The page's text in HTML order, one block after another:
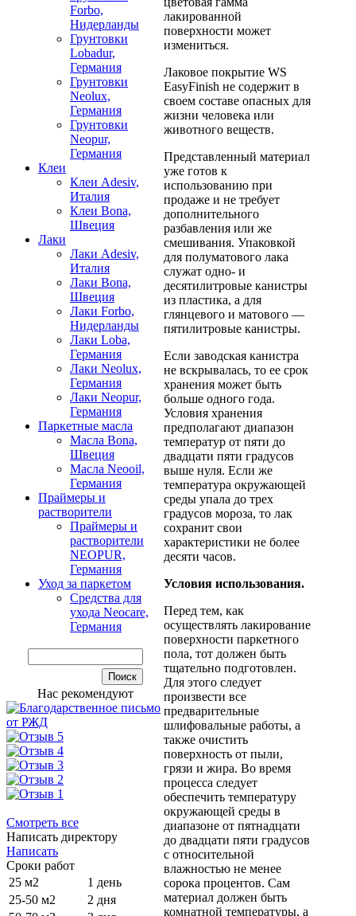
Forbo,
Нидерланды
Грунтовки
Lobadur,
Германия
Грунтовки
Neolux,
Германия
Грунтовки
Neopur,
Германия
Клеи
Клеи Adesiv,
Италия
Клеи Bona,
Швеция
Лаки
Лаки Adesiv,
Италия
Лаки Bona,
Швеция
Лаки Forbo,
Нидерланды
Лаки Loba,
Германия
Лаки Neolux,
Германия
Лаки Neopur,
Германия
Паркетные масла
Масла Bona,
Швеция
Масла Neooil,
Германия
Праймеры и
растворители
Праймеры и
растворители
NEOPUR,
Германия
Уход за паркетом
Средства для
ухода Neocare,
Германия
Нас рекомендуют
Смотреть все
Написать директору
Написать
Сроки работ
25 м2
1 день
25-50 м2
2 дня
лакированной
поверхности может
измениться.
Лаковое покрытие WS
EasyFinish не содержит в
своем составе опасных для
жизни человека или
животного веществ.
Представленный материал
уже готов к
использованию при
продаже и не требует
дополнительного
разбавления или же
смешивания. Упаковкой
для полуматового лака
служат одно- и
десятилитровые канистры
из пластика, а для
глянцевого и матового —
пятилитровые канистры.
Если заводская канистра
не вскрывалась, то ее срок
хранения может быть
больше одного года.
Условия хранения
предполагают диапазон
температур от пяти до
двадцати пяти градусов
выше нуля. Если же
температура окружающей
среды упала до трех
градусов мороза, то лак
сохранит свои
характеристики не более
десяти часов.
Условия использования.
Перед тем, как
осуществлять лакирование
поверхности паркетного
пола, тот должен быть
тщательно подготовлен.
Для этого следует
произвести все
предварительные
шлифовальные работы, а
также очистить
поверхность от пыли,
грязи и жира. Во время
процесса следует
обеспечить температуру
окружающей среды в
диапазоне от пятнадцати
до двадцати пяти градусов
с относительной
влажностью не менее
сорока процентов. Сам
материал должен быть
комнатной температуры, а